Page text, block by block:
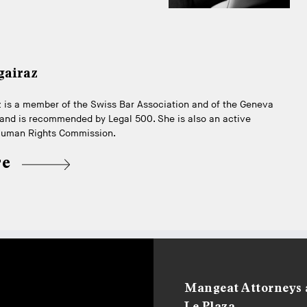
is a member of the Swiss Bar Association and of the Geneva
is recommended by Legal 500. She is also an active
Rights Commission.
Mangeat Attorneys